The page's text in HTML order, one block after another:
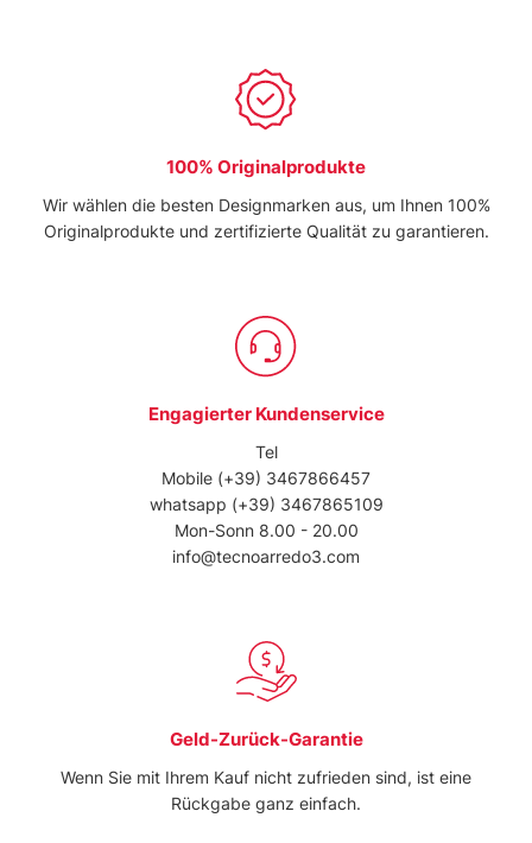
raccolto dal suo utilizzo dei loro servizi.
100% Originalprodukte
Wir wählen die besten Designmarken aus, um Ihnen 100%
Originalprodukte und zertifizierte Qualität zu garantieren.
Engagierter Kundenservice
Tel
Mobile (+39) 3467866457
whatsapp (+39) 3467865109
Mon-Sonn 8.00 - 20.00
info@tecnoarredo3.com
Geld-Zurück-Garantie
Wenn Sie mit Ihrem Kauf nicht zufrieden sind, ist eine
Rückgabe ganz einfach.